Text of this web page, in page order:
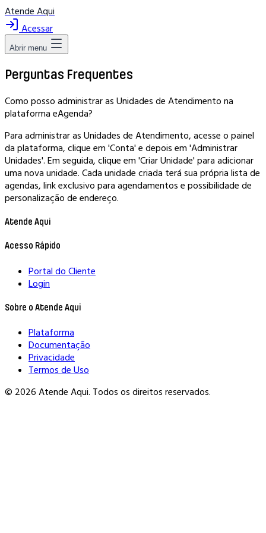
Atende Aqui
Acessar
Abrir menu
Perguntas Frequentes
Como posso administrar as Unidades de Atendimento na
plataforma eAgenda?
Para administrar as Unidades de Atendimento, acesse o painel
da plataforma, clique em 'Conta' e depois em 'Administrar
Unidades'. Em seguida, clique em 'Criar Unidade' para adicionar
uma nova unidade. Cada unidade criada terá sua própria lista de
agendas, link exclusivo para agendamentos e possibilidade de
personalização de endereço.
Atende Aqui
Acesso Rápido
Portal do Cliente
Login
Sobre o Atende Aqui
Plataforma
Documentação
Privacidade
Termos de Uso
© 2026 Atende Aqui. Todos os direitos reservados.